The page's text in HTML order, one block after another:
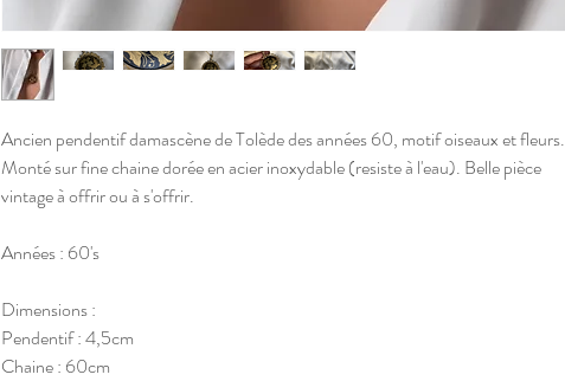
Ancien pendentif damascène de Tolède des années 60, motif oiseaux et fleurs.
Monté sur fine chaine dorée en acier inoxydable (resiste à l'eau). Belle pièce
vintage à offrir ou à s'offrir.
Années : 60's
Dimensions :
Pendentif : 4,5cm
Chaine : 60cm